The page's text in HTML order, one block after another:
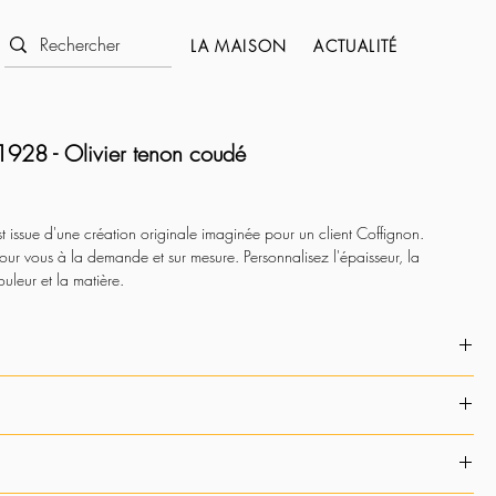
LA MAISON ACTUALITÉ
- Olivier tenon coudé
issue d'une création originale imaginée pour un client Coffignon.
vous à la demande et sur mesure. Personnalisez l'épaisseur, la
et la matière.
sur mesure et la personnalisation.